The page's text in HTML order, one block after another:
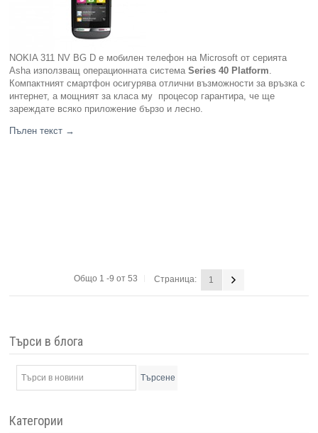
NOKIA 311 NV BG D e мобилен телефон на Microsoft от серията
Asha използващ операционната системаSeries 40 Platform.
Компактният смартфон осигурява отлични възможности за връзка с
интернет, а мощният за класа му процесор гарантира, че ще
зареждате всяко приложение бързо и лесно.
Пълен текст →
Общо 1 -9 от 53 Страница: 1
Търси в блога
Търсене
Категории